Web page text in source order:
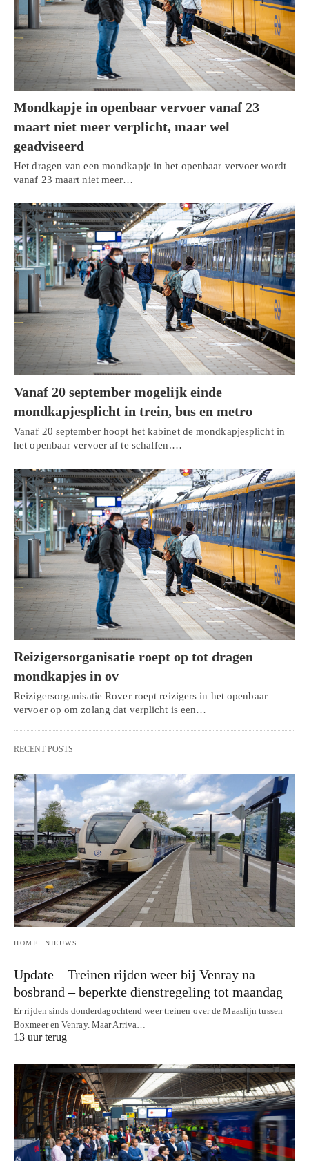
Mondkapje in openbaar vervoer vanaf 23
maart niet meer verplicht, maar wel
geadviseerd
Het dragen van een mondkapje in het openbaar vervoer wordt
vanaf 23 maart niet meer…
Vanaf 20 september mogelijk einde
mondkapjesplicht in trein, bus en metro
Vanaf 20 september hoopt het kabinet de mondkapjesplicht in
het openbaar vervoer af te schaffen.…
Reizigersorganisatie roept op tot dragen
mondkapjes in ov
Reizigersorganisatie Rover roept reizigers in het openbaar
vervoer op om zolang dat verplicht is een…
RECENT POSTS
HOME NIEUWS
Update – Treinen rijden weer bij Venray na
bosbrand – beperkte dienstregeling tot maandag
Er rijden sinds donderdagochtend weer treinen over de Maaslijn tussen
Boxmeer en Venray. Maar Arriva…
13 uur terug